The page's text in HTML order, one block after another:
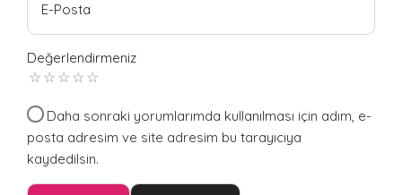
E-Posta
Değerlendirmeniz
Daha sonraki yorumlarımda kullanılması için adım, e-
posta adresim ve site adresim bu tarayıcıya
kaydedilsin.